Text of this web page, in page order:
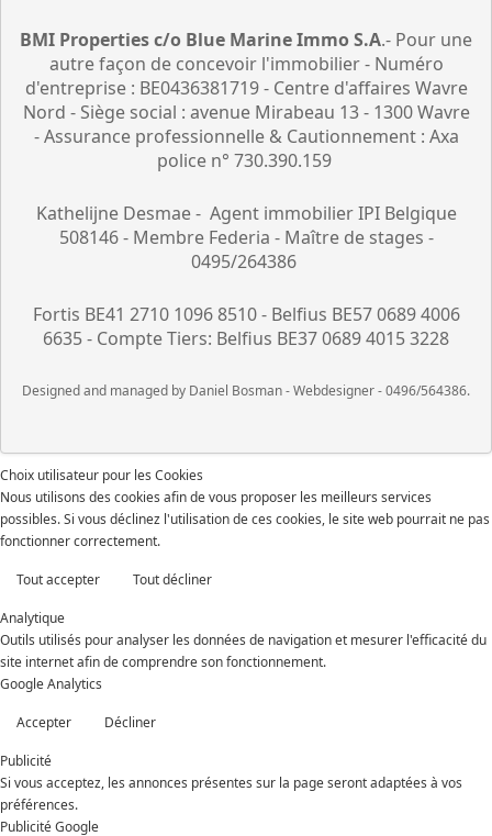
BMI Properties c/o Blue Marine Immo S.A.- Pour une
autre façon de concevoir l'immobilier - Numéro
d'entreprise : BE0436381719 - Centre d'affaires Wavre
Nord - Siège social : avenue Mirabeau 13 - 1300 Wavre
- Assurance professionnelle & Cautionnement : Axa
police n° 730.390.159
Kathelijne Desmae - Agent immobilier IPI Belgique
508146 - Membre Federia - Maître de stages -
0495/264386
Fortis BE41 2710 1096 8510 - Belfius BE57 0689 4006
6635 - Compte Tiers: Belfius BE37 0689 4015 3228
Designed and managed by Daniel Bosman - Webdesigner - 0496/564386.
Choix utilisateur pour les Cookies
Nous utilisons des cookies afin de vous proposer les meilleurs services
possibles. Si vous déclinez l'utilisation de ces cookies, le site web pourrait ne pas
fonctionner correctement.
Tout accepter Tout décliner
Analytique
Outils utilisés pour analyser les données de navigation et mesurer l'efficacité du
site internet afin de comprendre son fonctionnement.
Google Analytics
Accepter Décliner
Publicité
Si vous acceptez, les annonces présentes sur la page seront adaptées à vos
préférences.
Publicité Google